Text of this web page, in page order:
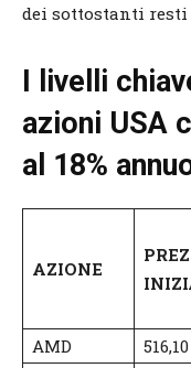
dei sottostanti
I livelli
azioni USA
al 18%
AZIONE
AMD